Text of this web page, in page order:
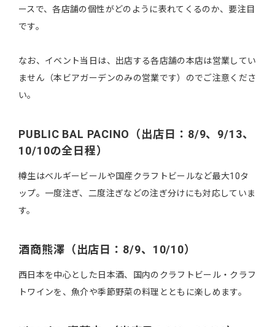
ースで、各店舗の個性がどのように表れてくるのか、要注目
です。
なお、イベント当日は、出店する各店舗の本店は営業してい
ません（本ビアガーデンのみの営業です）のでご注意くださ
い。
PUBLIC BAL PACINO（出店日：8/9、9/13、
10/10の全日程）
樽生はベルギービールや国産クラフトビールなど最大10タ
ップ。一度注ぎ、二度注ぎなどの注ぎ分けにも対応していま
す。
酒商熊澤（出店日：8/9、10/10）
西日本を中心とした日本酒、国内のクラフトビール・クラフ
トワインを、魚介や季節野菜の料理とともに楽しめます。